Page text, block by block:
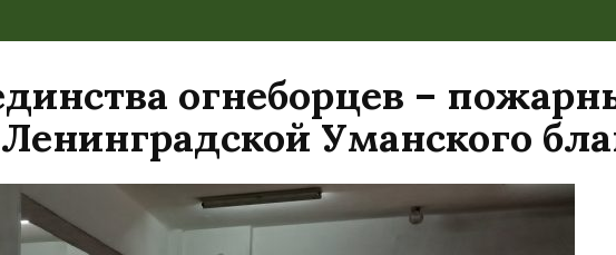
огнеборцев –
Уманского